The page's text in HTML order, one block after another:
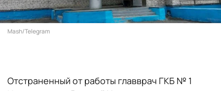
Mash/Telegram
Отстраненный от работы главврач ГКБ № 1